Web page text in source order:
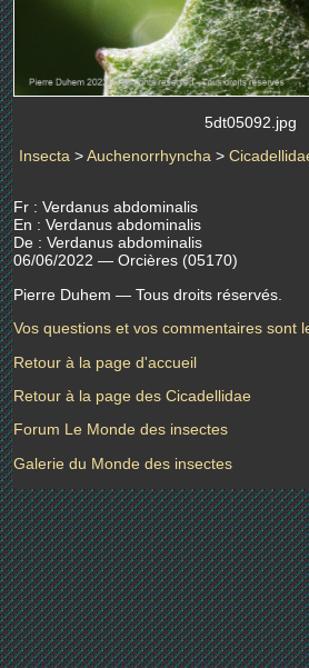
5dt05092.jpg
Insecta >Auchenorrhyncha >
Fr : Verdanus abdominalis
En : Verdanus abdominalis
De : Verdanus abdominalis
06/06/2022 — Orcières (05170)
Pierre Duhem — Tous droits réservés.
Vos questions et vos commentaires sont
Retour à la page d'accueil
Retour à la page des Cicadellidae
Forum Le Monde des insectes
Galerie du Monde des insectes